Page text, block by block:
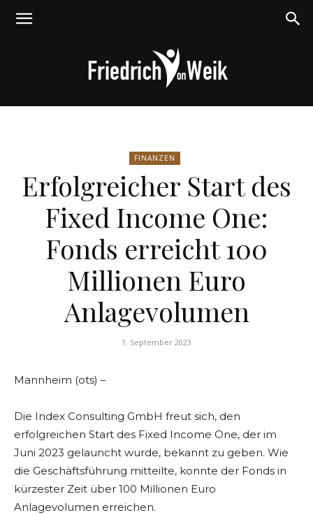
von
Weik
FINANZEN
Erfolgreicher Start des
Fixed Income One:
Fonds erreicht 100
Millionen Euro
Anlagevolumen
1. September 2023
Mannheim (ots) –
Die Index Consulting GmbH freut sich, den
erfolgreichen Start des Fixed Income One, der im
Juni 2023 gelauncht wurde, bekannt zu geben. Wie
die Geschäftsführung mitteilte, konnte der Fonds in
kürzester Zeit über 100 Millionen Euro
Anlagevolumen erreichen.